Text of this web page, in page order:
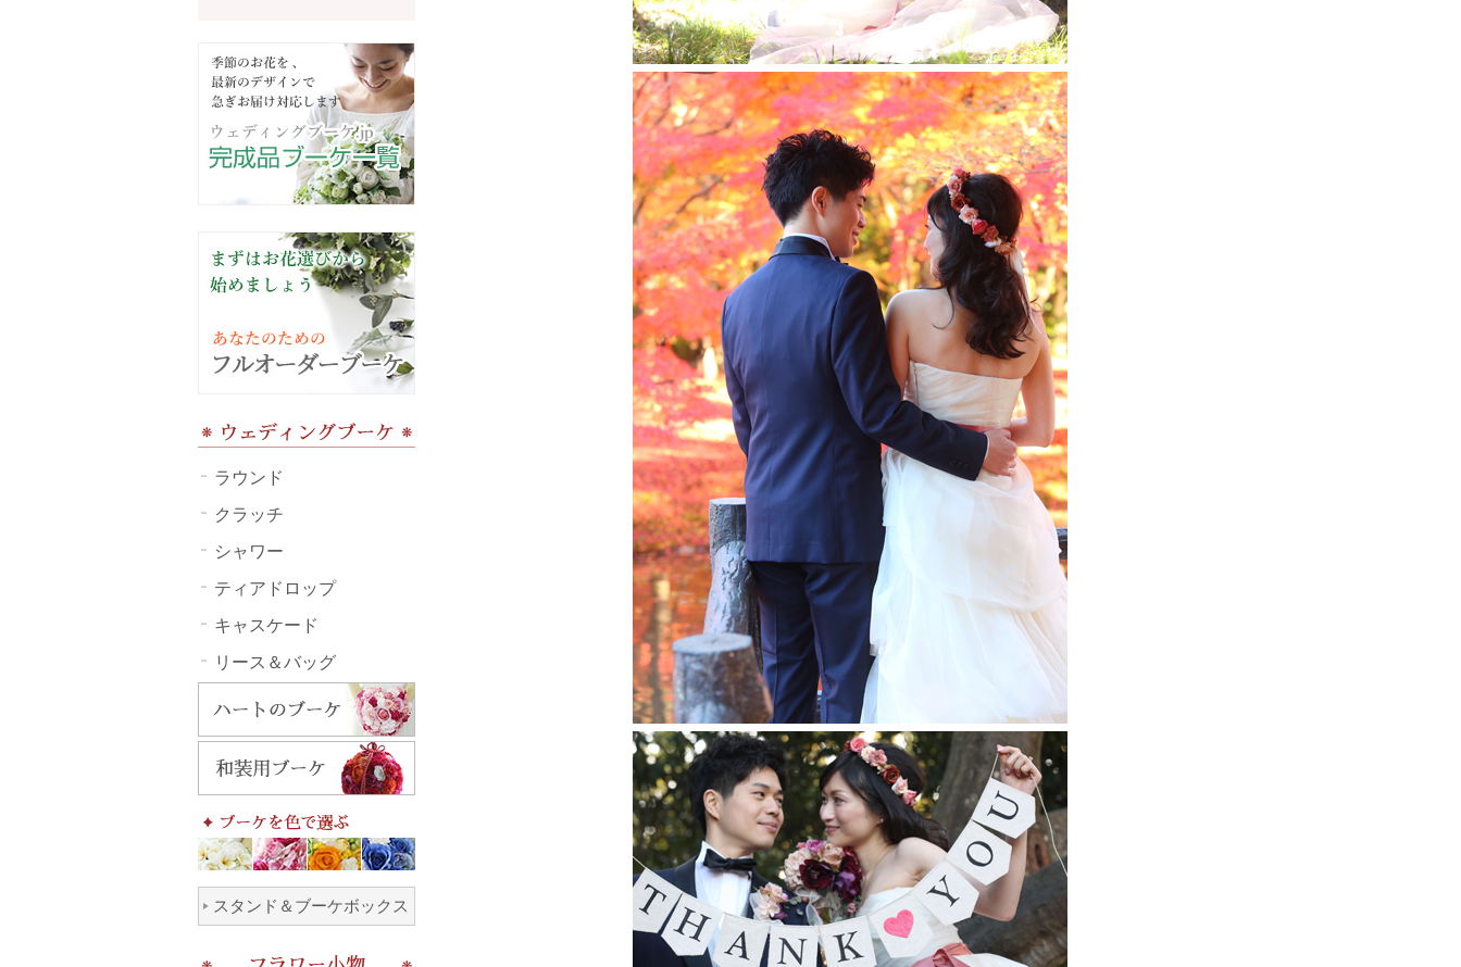
ラウンド
クラッチ
シャワー
ティアドロップ
キャスケード
リース＆バッグ
スタンド＆ブーケボックス